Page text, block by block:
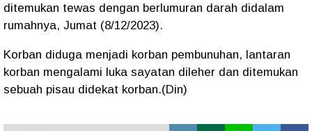
ditemukan tewas dengan berlumuran darah didalam
rumahnya, Jumat (8/12/2023).
Korban diduga menjadi korban pembunuhan, lantaran
korban mengalami luka sayatan dileher dan ditemukan
sebuah pisau didekat korban.(Din)